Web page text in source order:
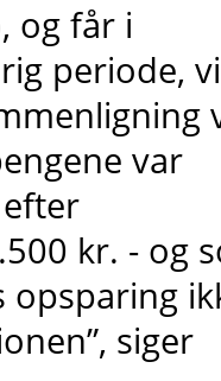
og får i
periode,
var
kr. - og
siger